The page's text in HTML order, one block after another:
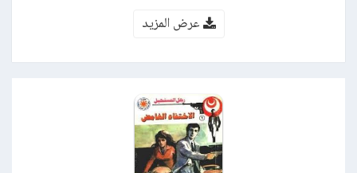
عرض المزيد